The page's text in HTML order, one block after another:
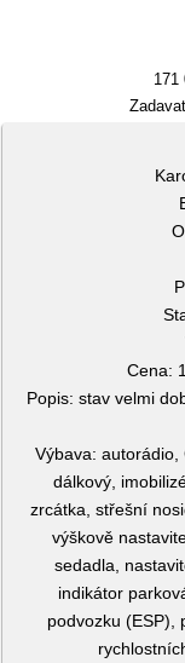
171
Cena:
Popis: stav velmi
Výbava:
dálkový,
zrcátka, střešní
výškově
sedadla,
indikátor
podvozku (ESP),